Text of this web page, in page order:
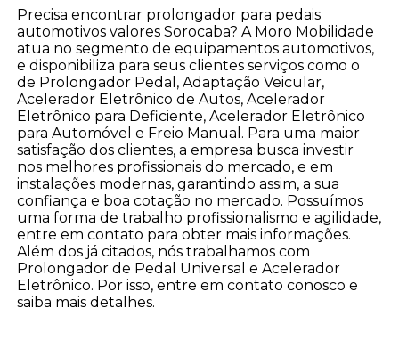
Precisa encontrar prolongador para pedais
automotivos valores Sorocaba? A Moro Mobilidade
atua no segmento de equipamentos automotivos,
e disponibiliza para seus clientes serviços como o
de Prolongador Pedal, Adaptação Veicular,
Acelerador Eletrônico de Autos, Acelerador
Eletrônico para Deficiente, Acelerador Eletrônico
para Automóvel e Freio Manual. Para uma maior
satisfação dos clientes, a empresa busca investir
nos melhores profissionais do mercado, e em
instalações modernas, garantindo assim, a sua
confiança e boa cotação no mercado. Possuímos
uma forma de trabalho profissionalismo e agilidade,
entre em contato para obter mais informações.
Além dos já citados, nós trabalhamos com
Prolongador de Pedal Universal e Acelerador
Eletrônico. Por isso, entre em contato conosco e
saiba mais detalhes.